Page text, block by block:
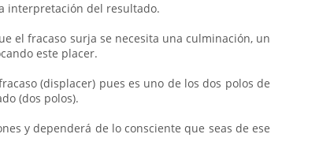
interpretación del resultado.
el fracaso surja se necesita una culminación, un
este placer.
(displacer) pues es uno de los dos polos de
(dos polos).
y dependerá de lo consciente que seas de ese